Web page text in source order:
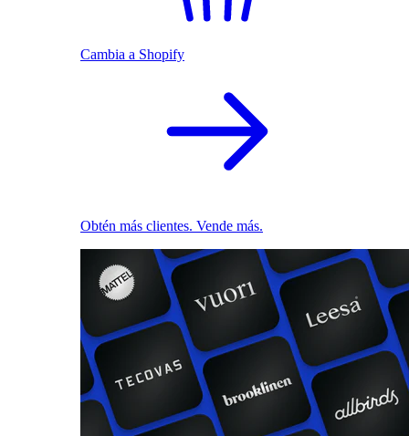
Cambia a Shopify
Obtén más clientes. Vende más.